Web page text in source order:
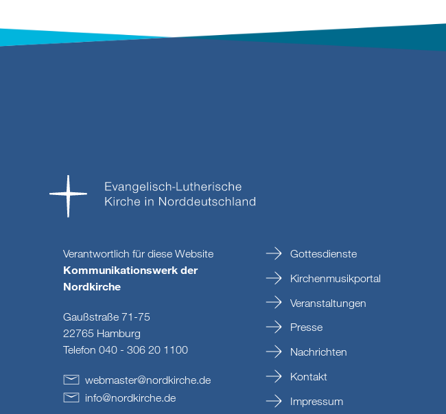
Verantwortlich für diese Website
Kommunikationswerk der
Nordkirche
Gaußstraße 71-75
22765 Hamburg
Telefon 040 - 306 20 1100
webmaster@nordkirche.de
info@nordkirche.de
Gottesdienste
Kirchenmusikportal
Veranstaltungen
Presse
Nachrichten
Kontakt
Impressum